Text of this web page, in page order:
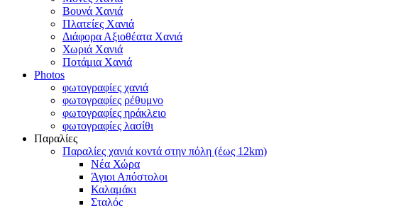
Βουνά Χανιά
Πλατείες Χανιά
Διάφορα Αξιοθέατα Χανιά
Χωριά Χανιά
Ποτάμια Χανιά
Photos
φωτογραφίες χανιά
φωτογραφίες ρέθυμνο
φωτογραφίες ηράκλειο
φωτογραφίες λασίθι
Παραλίες
Παραλίες χανιά κοντά στην πόλη (έως 12km)
Νέα Χώρα
Άγιοι Απόστολοι
Καλαμάκι
Σταλός